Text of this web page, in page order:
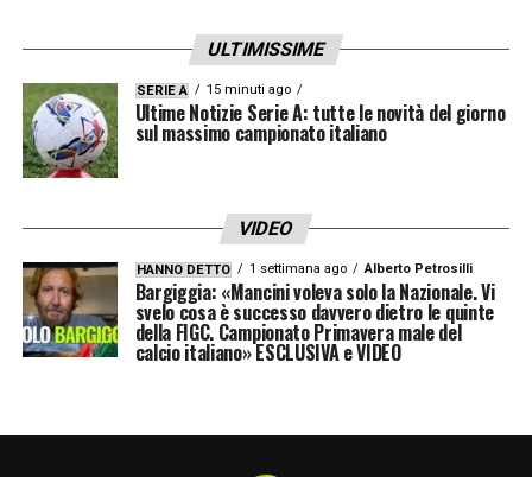
motivazioni,èun giovane già esperto e ha
sempre fatto giocare bene le sue squadre».
LA PLAYLIST DELLE NOSTRE TOP NEWS
ULTIMISSIME
SERIE A 15 minuti ago
Ultime Notizie Serie A: tutte le novità del giorno
sul massimo campionato italiano
VIDEO
HANNO DETTO 1 settimana ago Alberto Petrosilli
Bargiggia: «Mancini voleva solo la Nazionale. Vi
svelo cosa è successo davvero dietro le quinte
della FIGC. Campionato Primavera male del
calcio italiano» ESCLUSIVA e VIDEO